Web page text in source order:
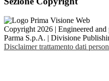
Copyright 2026 | Engineered
Parma S.p.A. | Divisione
Disclaimer trattamento dati